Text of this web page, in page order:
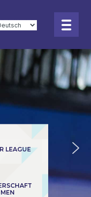
LEAGUE